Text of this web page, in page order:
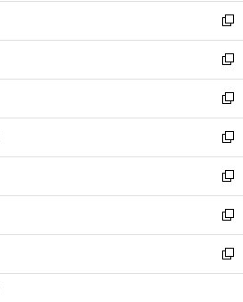
く
で
開
く
ド
ウ
で
開
く
ウ
ィ
ン
ド
ウ
で
開
く
し
い
ウ
ィ
ン
ド
ウ
で
開
く
新
し
い
ウ
ィ
ン
ド
ウ
で
開
く
新
し
い
ウ
ィ
ン
ド
ウ
で
開
く
新
し
い
ウ
ィ
ン
ド
ウ
で
開
新
し
い
ウ
ィ
ン
ド
ウ
新
し
い
ウ
ィ
ン
新
し
い
ウ
新
し